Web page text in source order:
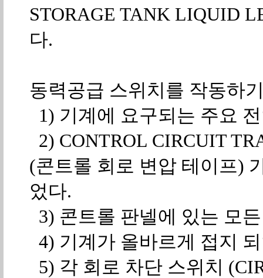
STORAGE TANK LIQUID
다.
동력공급 스위치를 작동하
1) 기계에 요구되는 주요
2) CONTROL CIRCUIT
(콘트롤 회로 변압 테이프)
었다.
3) 콘트롤 판넬에 있는 모
4) 기계가 올바르게 접지
5) 각 회로 차단 스위치